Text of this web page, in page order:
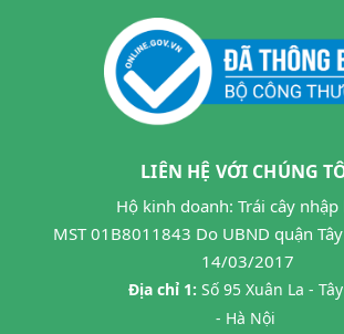
LIÊN HỆ VỚI CHÚNG
Hộ kinh doanh: Trái cây nhập
MST 01B8011843 Do UBND quận
14/03/2017
Địa chỉ 1: Số 95 Xuân La -
- Hà Nội